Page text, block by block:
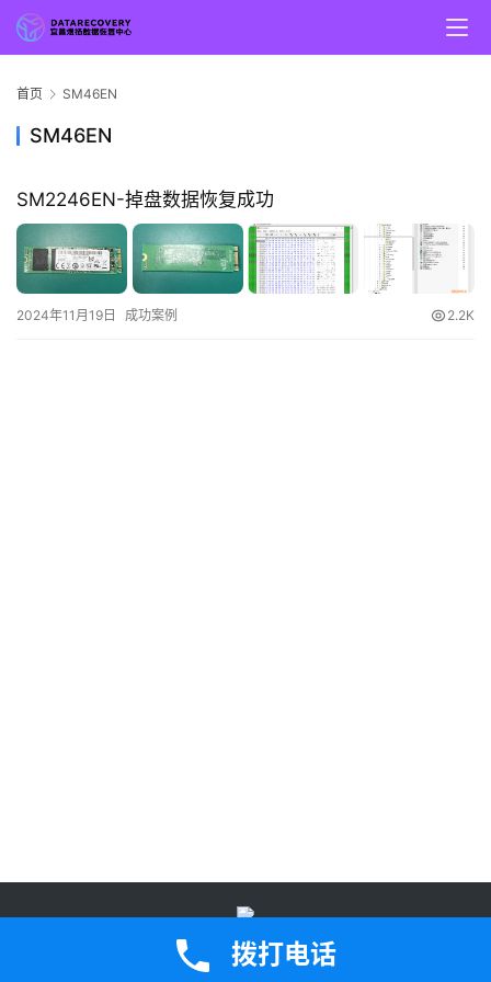
首页 SM46EN
SM46EN
SM2246EN-掉盘数据恢复成功
2024年11月19日 成功案例 2.2K
2024 版权所有
拨打电话